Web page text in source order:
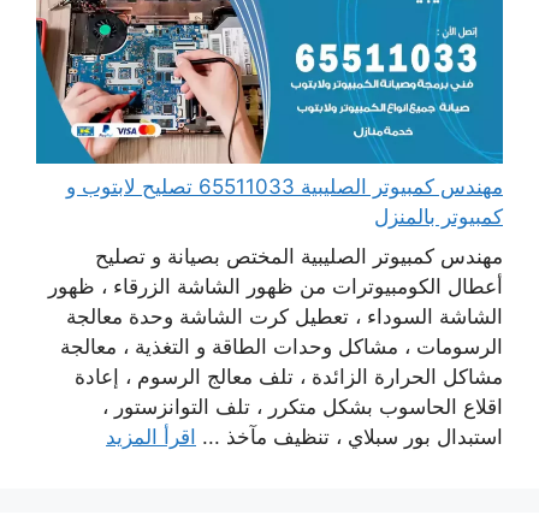
مهندس كمبيوتر الصليبية 65511033 تصليح لابتوب و
كمبيوتر بالمنزل
مهندس كمبيوتر الصليبية المختص بصيانة و تصليح
أعطال الكومبيوترات من ظهور الشاشة الزرقاء ، ظهور
الشاشة السوداء ، تعطيل كرت الشاشة وحدة معالجة
الرسومات ، مشاكل وحدات الطاقة و التغذية ، معالجة
مشاكل الحرارة الزائدة ، تلف معالج الرسوم ، إعادة
اقلاع الحاسوب بشكل متكرر ، تلف التوانزستور ،
استبدال بور سبلاي ، تنظيف مآخذ ... اقرأ المزيد